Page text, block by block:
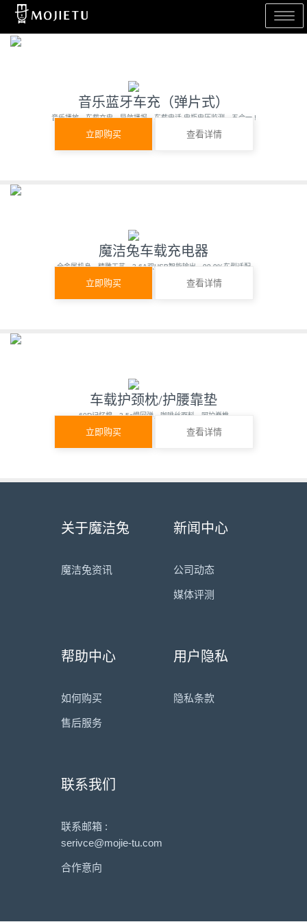
Toggle
音乐蓝牙车充（弹片式）
音乐播放、车载充电、导航播报、车载电话 电瓶电压监测，五合一 !
立即购买 查看详情
魔洁兔车载充电器
全金属机身，精雕工艺，3.6A双USB智能输出，99.9%车型适配
立即购买 查看详情
车载护颈枕/护腰靠垫
60D记忆棉，3-5s慢回弹，咖啡丝面料，呵护脊椎
立即购买 查看详情
关于魔洁兔
魔洁兔资讯
新闻中心
公司动态
媒体评测
帮助中心
如何购买
售后服务
用户隐私
隐私条款
联系我们
联系邮箱 :
serivce@mojie-tu.com
合作意向